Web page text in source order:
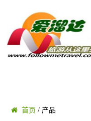
Skip to navigation
Skip to content
首页 / 产品